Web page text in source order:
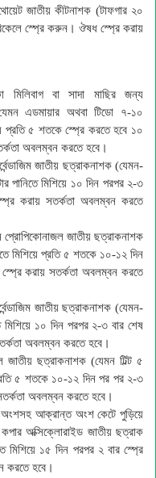
জাতীয় কীটনাশক (টাফগার ২০
স্প্রে করুন। ঔষধ স্প্রে করায়
মিলিবাগ বা সাদা মাছির জন্য
এডমায়ার অথবা টিডো ৭-১০
প্রতি ৫ শতকে স্প্রে করতে হবে ১০
অবলম্বন করতে হবে।
জাতীয় ছত্রাকনাশক (যেমন-
পানিতে মিশিয়ে ১০ দিন পরপর ২-৩
করায় সতর্কতা অবলম্বন করতে
প্রোপিকোনাজল জাতীয় ছত্রাকনাশক
মিশিয়ে প্রতি ৫ শতকে ১০-১২ দিন
করায় সতর্কতা অবলম্বন করতে
জাতীয় ছত্রাকনাশক (যেমন-
১০ দিন পরপর ২-৩ বার শেষ
অবলম্বন করতে হবে।
জাতীয় ছত্রাকনাশক (যেমন টিল্ট ৫
৫ শতকে ১০-১২ দিন পর পর ২-৩
অবলম্বন করতে হবে।
অংশসহ আক্রান্ত অংশ কেটে পুড়িয়ে
অক্সিক্লোরাইড জাতীয় ছত্রাক
মিশিয়ে ১৫ দিন পরপর ২ বার স্প্রে
করতে হবে।